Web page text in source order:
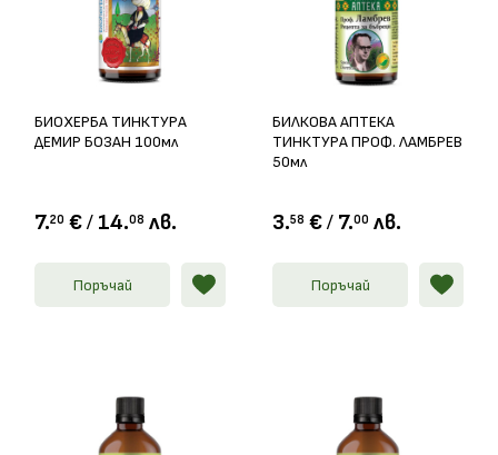
БИОХЕРБА ТИНКТУРА
ДЕМИР БОЗАН 100мл
7.20 €/ 14.08 лв.
Поръчай
БИЛКОВА АПТЕКА
ТИНКТУРА ПРОФ. ЛАМБРЕВ
50мл
3.58 €/ 7.00 лв.
Поръчай